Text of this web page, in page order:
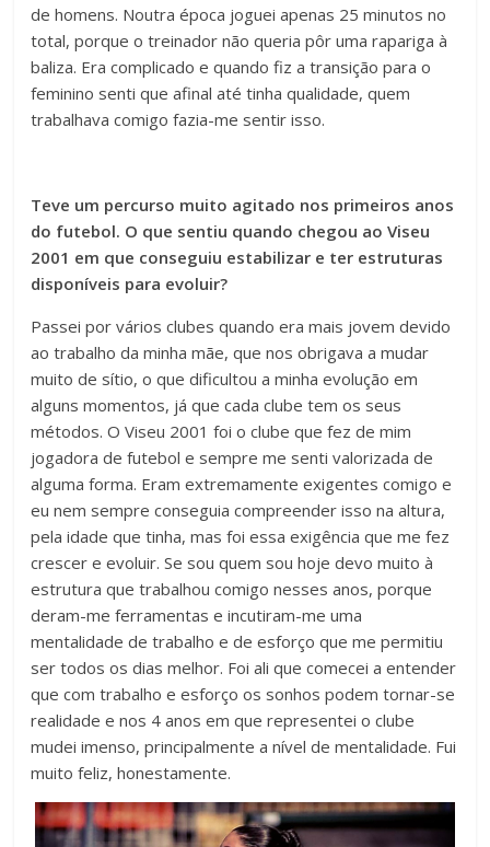
de homens. Noutra época joguei apenas 25 minutos no
total, porque o treinador não queria pôr uma rapariga à
baliza. Era complicado e quando fiz a transição para o
feminino senti que afinal até tinha qualidade, quem
trabalhava comigo fazia-me sentir isso.
Teve um percurso muito agitado nos primeiros anos
do futebol. O que sentiu quando chegou ao Viseu
2001 em que conseguiu estabilizar e ter estruturas
disponíveis para evoluir?
Passei por vários clubes quando era mais jovem devido
ao trabalho da minha mãe, que nos obrigava a mudar
muito de sítio, o que dificultou a minha evolução em
alguns momentos, já que cada clube tem os seus
métodos. O Viseu 2001 foi o clube que fez de mim
jogadora de futebol e sempre me senti valorizada de
alguma forma. Eram extremamente exigentes comigo e
eu nem sempre conseguia compreender isso na altura,
pela idade que tinha, mas foi essa exigência que me fez
crescer e evoluir. Se sou quem sou hoje devo muito à
estrutura que trabalhou comigo nesses anos, porque
deram-me ferramentas e incutiram-me uma
mentalidade de trabalho e de esforço que me permitiu
ser todos os dias melhor. Foi ali que comecei a entender
que com trabalho e esforço os sonhos podem tornar-se
realidade e nos 4 anos em que representei o clube
mudei imenso, principalmente a nível de mentalidade. Fui
muito feliz, honestamente.